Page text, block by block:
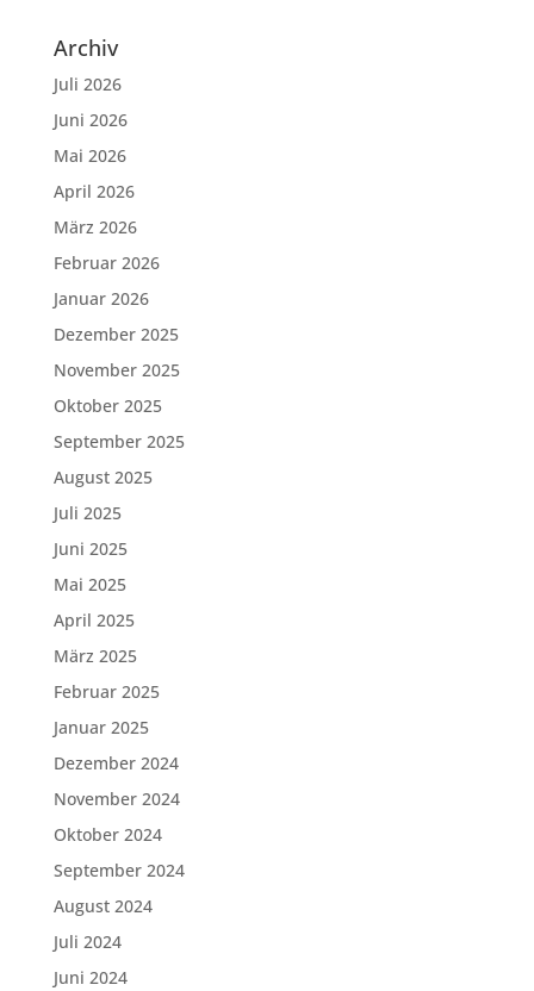
Archiv
Juli 2026
Juni 2026
Mai 2026
April 2026
März 2026
Februar 2026
Januar 2026
Dezember 2025
November 2025
Oktober 2025
September 2025
August 2025
Juli 2025
Juni 2025
Mai 2025
April 2025
März 2025
Februar 2025
Januar 2025
Dezember 2024
November 2024
Oktober 2024
September 2024
August 2024
Juli 2024
Juni 2024